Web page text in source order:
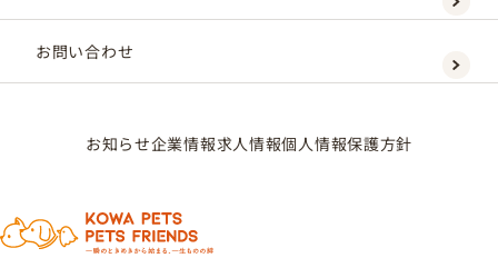
お問い合わせ
お知らせ企業情報求人情報個人情報保護方針